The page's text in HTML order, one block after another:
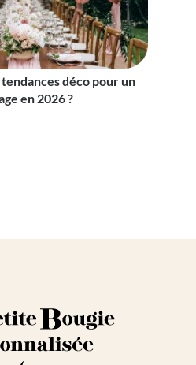
déco pour un
en 2026 ?